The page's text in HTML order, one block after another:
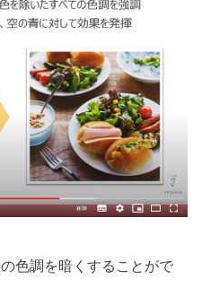
色調を暗くすることがで